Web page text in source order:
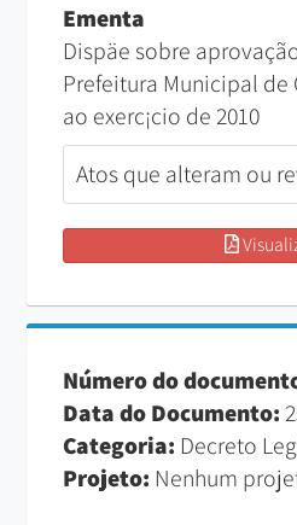
Ementa
Dispäe sobre
Prefeitura Municipal
ao exerc¡cio de 2010
Atos que alteram ou
Número do
Data do Documento:
Categoria: Decreto
Projeto: Nenhum